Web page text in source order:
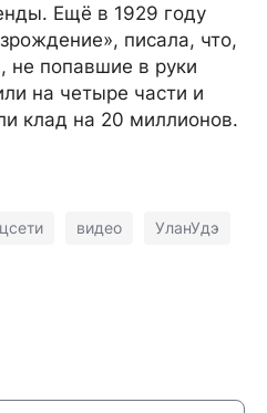
Ещё в 1929 году
писала, что,
не попавшие в руки
на четыре части и
клад на 20 миллионов.
видео УланУдэ